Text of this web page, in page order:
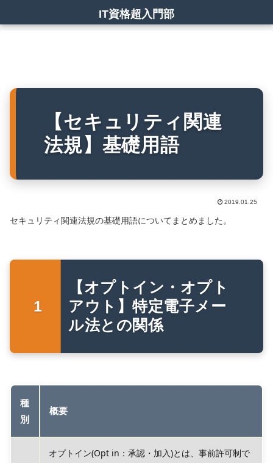
IT資格超入門部
【セキュリティ関連
法規】基礎用語
2019.01.25
セキュリティ関連法規の基礎用語についてまとめました。
【オプトイン・オプト
アウト】特定電子メー
ル法との関係
種
別
概要
オプトイン(Opt in：承認・加入)とは、事前許可制で